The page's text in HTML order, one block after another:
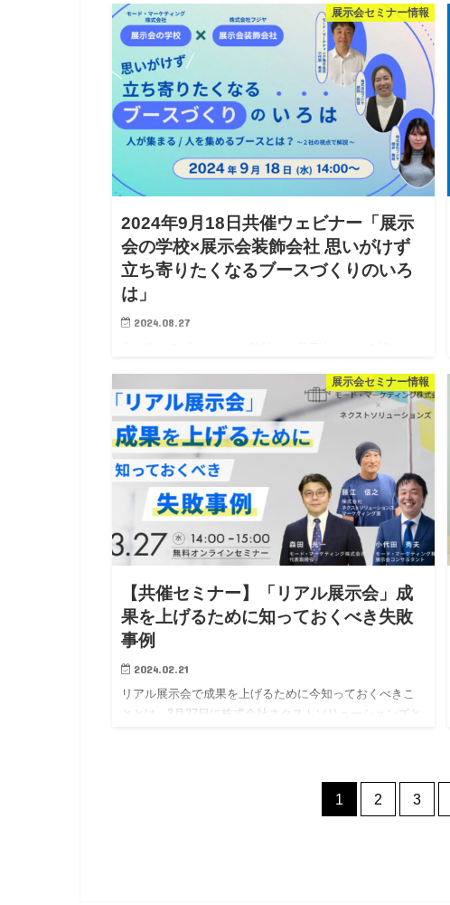
展示会セミナー情報
2024年9月18日共催ウェビナー「展示
会の学校×展示会装飾会社 思いがけず
立ち寄りたくなるブースづくりのいろ
は」
2024.08.27
お悩みです。 「なんでブースに人が集まらないのだろ
う…」 「人が集まらないのは、ブースがよく…
展示会セミナー情報
【共催セミナー】「リアル展示会」成
果を上げるために知っておくべき失敗
事例
2024.02.21
リアル展示会で成果を上げるために今知っておくべきこ
ととは 3月27日に株式会社ネクストソリューションズと
1 2 3